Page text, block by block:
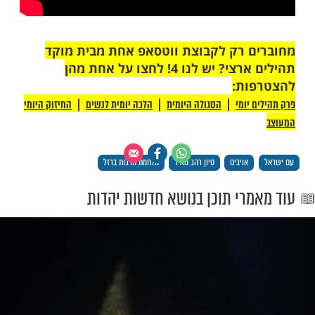
החיים האלה. החלוצים בדור הראשון – כמו
זאת עם ברק ראשוני בעיניים, בהתלהבות
הדור הבא, מתוך ההריסות, ישוב ויבנה".